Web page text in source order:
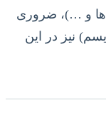
و …)، ضروری
نیز در این